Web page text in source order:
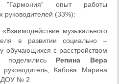
"Гармония" опыт работы
руководителей (33%):
музыкального
в развитии социально –
обучающихся с расстройством
поделились Репина Вера
руководитель, Кабова Марина
№ 2